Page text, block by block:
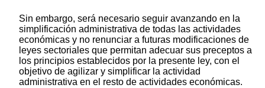
Sin embargo, será necesario seguir avanzando en la
simplificación administrativa de todas las actividades
económicas y no renunciar a futuras modificaciones de
leyes sectoriales que permitan adecuar sus preceptos a
los principios establecidos por la presente ley, con el
objetivo de agilizar y simplificar la actividad
administrativa en el resto de actividades económicas.